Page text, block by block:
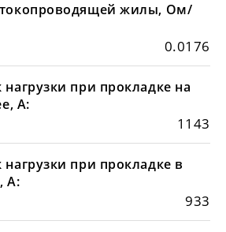
жилы, Ом/
0.0176
при прокладке на
А:
1143
при прокладке в
А:
933